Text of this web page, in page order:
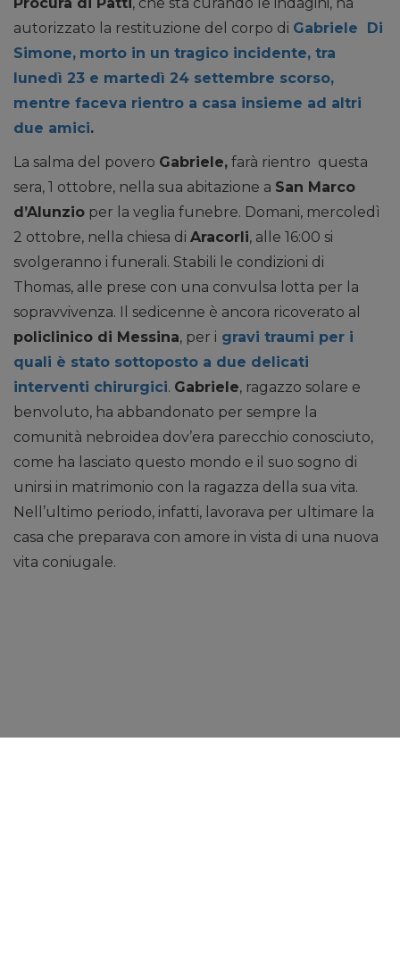
autorizzato la restituzione del corpo di Gabriele Di
Simone, morto in un tragico incidente, tra
lunedì 23 e martedì 24 settembre scorso,
mentre faceva rientro a casa insieme ad altri
due amici.
La salma del povero Gabriele, farà rientro questa
sera, 1 ottobre, nella sua abitazione a San Marco
d’Alunzio per la veglia funebre. Domani, mercoledì
2 ottobre, nella chiesa di Aracorli, alle 16:00 si
svolgeranno i funerali. Stabili le condizioni di
Thomas, alle prese con una convulsa lotta per la
sopravvivenza. Il sedicenne è ancora ricoverato al
policlinico di Messina, per i gravi traumi per i
quali è stato sottoposto a due delicati
interventi chirurgici. Gabriele, ragazzo solare e
benvoluto, ha abbandonato per sempre la
comunità nebroidea dov’era parecchio conosciuto,
come ha lasciato questo mondo e il suo sogno di
unirsi in matrimonio con la ragazza della sua vita.
Nell’ultimo periodo, infatti, lavorava per ultimare la
casa che preparava con amore in vista di una nuova
vita coniugale.